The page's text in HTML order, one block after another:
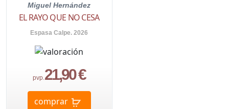
Miguel Hernández
EL RAYO QUE NO CESA
Espasa Calpe. 2026
pvp.21,90 €
comprar